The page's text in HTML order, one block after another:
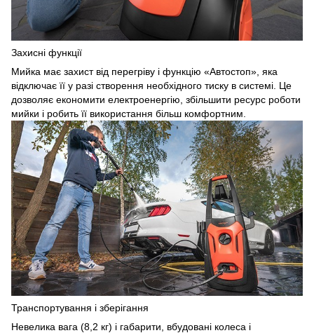
Захисні функції
Мийка має захист від перегріву і функцію «Автостоп», яка
відключає її у разі створення необхідного тиску в системі. Це
дозволяє економити електроенергію, збільшити ресурс роботи
мийки і робить її використання більш комфортним.
Транспортування і зберігання
Невелика вага (8,2 кг) і габарити, вбудовані колеса і